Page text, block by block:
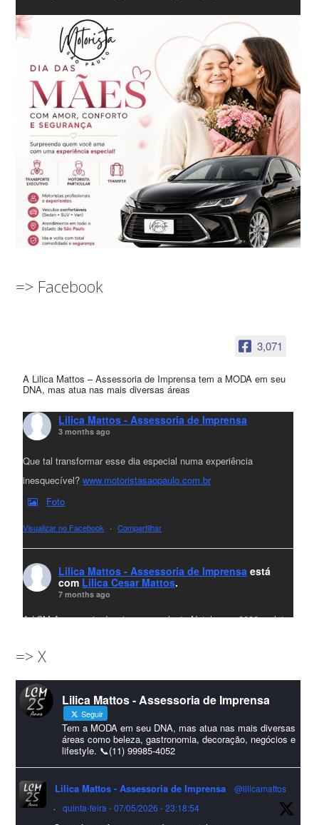
=> Facebook
3,071
A Lilica Mattos – Assessoria de Imprensa tem a MODA em seu
DNA, mas atua nas mais diversas áreas
Lilica Mattos - Assessoria de Imprensa
3 months ago
Que tal transformar esse dia especial numa experiência
inesquecível?www.motoristasaopaulo.com.br
Foto
Visualizar no Facebook · Compartilhar
Lilica Mattos - Assessoria de Imprensa está
com Lilica Cesar Mattos.
7 months ago
A LCM Assessoria deseja um excelente Natal e um 2026 repleto
amigos que sempre nos acompanham!🎄✨🥂❤️
#lcmassessoriassessoria#natal #merrychristmas #felizanonovo
#HappyNewYear
Foto
Visualizar no Facebook · Compartilhar
Lilica Mattos - Assessoria de Imprensa
9 months ago
=> X
Lilica Mattos - Assessoria de Imprensa
Seguir
Tem a MODA em seu DNA, mas atua nas mais diversas
áreas como beleza, gastronomia, decoração, negócios e
lifestyle. 📞(11) 99985-4052
Lilica Mattos - Assessoria de Imprensa
@lilicamattos
·
quinta-feira - 07/05/2026 - 23:18:54